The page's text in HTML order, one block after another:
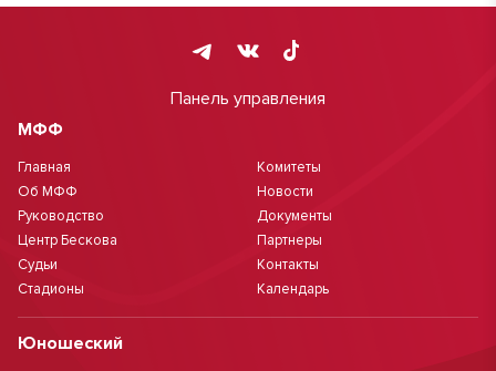
Панель управления
МФФ
Главная
Об МФФ
Руководство
Центр Бескова
Судьи
Стадионы
Комитеты
Новости
Документы
Партнеры
Контакты
Календарь
Юношеский